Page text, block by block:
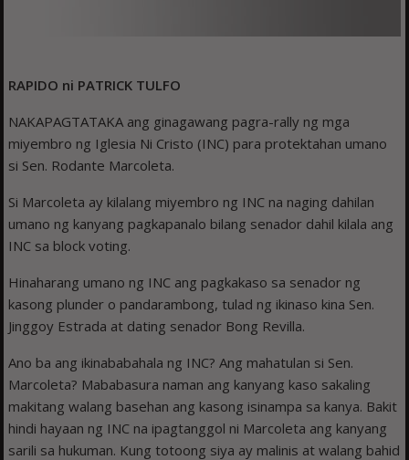
RAPIDO ni PATRICK TULFO
NAKAPAGTATAKA ang ginagawang pagra-rally ng mga
miyembro ng Iglesia Ni Cristo (INC) para protektahan umano
si Sen. Rodante Marcoleta.
Si Marcoleta ay kilalang miyembro ng INC na naging dahilan
umano ng kanyang pagkapanalo bilang senador dahil kilala ang
INC sa block voting.
Hinaharang umano ng INC ang pagkakaso sa senador ng
kasong plunder o pandarambong, tulad ng ikinaso kina Sen.
Jinggoy Estrada at dating senador Bong Revilla.
Ano ba ang ikinababahala ng INC? Ang mahatulan si Sen.
Marcoleta? Mababasura naman ang kanyang kaso sakaling
makitang walang basehan ang kasong isinampa sa kanya. Bakit
hindi hayaan ng INC na ipagtanggol ni Marcoleta ang kanyang
sarili sa hukuman. Kung totoong siya ay malinis at walang bahid